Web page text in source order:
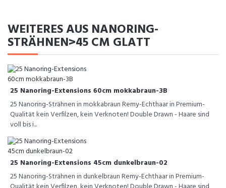
WEITERES AUS NANORING-
STRÄHNEN>45 CM GLATT
25 Nanoring-Extensions 60cm mokkabraun-3B
25 Nanoring-Strähnen in mokkabraun Remy-Echthaar in Premium-
Qualität kein Verfilzen, kein Verknoten! Double Drawn - Haare sind
voll bis i...
25 Nanoring-Extensions 45cm dunkelbraun-02
25 Nanoring-Strähnen in dunkelbraun Remy-Echthaar in Premium-